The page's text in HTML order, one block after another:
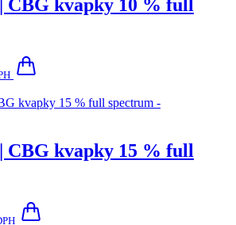
CBG kvapky 10 % full
CBG kvapky 15 % full